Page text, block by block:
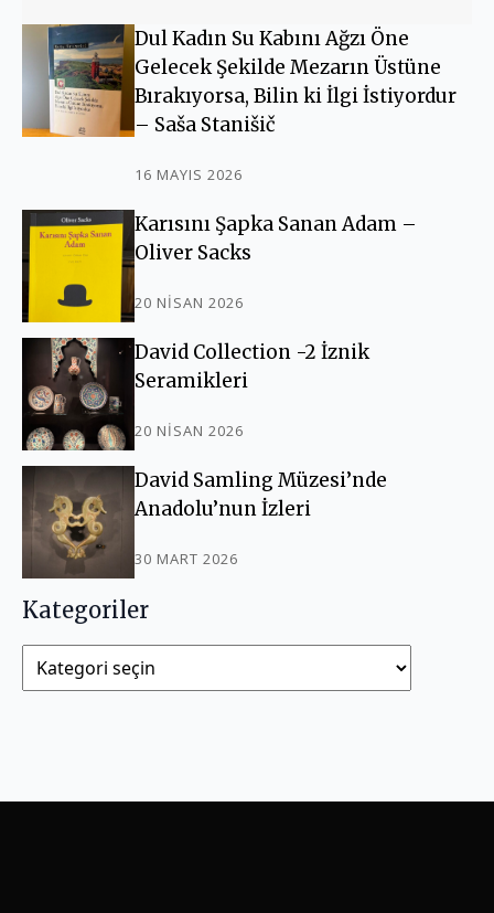
Dul Kadın Su Kabını Ağzı Öne
Gelecek Şekilde Mezarın Üstüne
Bırakıyorsa, Bilin ki İlgi İstiyordur
– Saša Stanišič
16 MAYIS 2026
Karısını Şapka Sanan Adam –
Oliver Sacks
20 NISAN 2026
David Collection -2 İznik
Seramikleri
20 NISAN 2026
David Samling Müzesi’nde
Anadolu’nun İzleri
30 MART 2026
Kategoriler
Kategoriler